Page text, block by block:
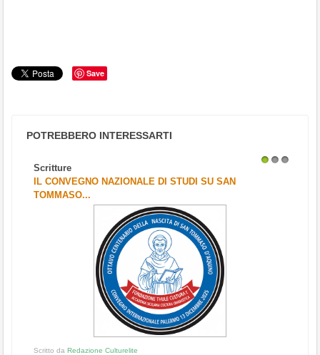
Save
POTREBBERO INTERESSARTI
Scritture
IL CONVEGNO NAZIONALE DI STUDI SU SAN
TOMMASO...
Scritto da Redazione Culturelite